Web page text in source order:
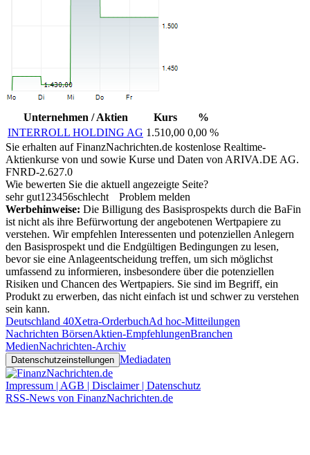
Unternehmen / Aktien Kurs
%
INTERROLL HOLDING AG 1.510,00 0,00 %
Sie erhalten auf FinanzNachrichten.de kostenlose Realtime-
Aktienkurse von und sowie Kurse und Daten von ARIVA.DE AG.
FNRD-2.627.0
Wie bewerten Sie die aktuell angezeigte Seite?
sehr gut1 23456schlecht
Problem melden
Werbehinweise: Die Billigung des Basisprospekts durch die BaFin
ist nicht als ihre Befürwortung der angebotenen Wertpapiere zu
verstehen. Wir empfehlen Interessenten und potenziellen Anlegern
den Basisprospekt und die Endgültigen Bedingungen zu lesen,
bevor sie eine Anlageentscheidung treffen, um sich möglichst
umfassend zu informieren, insbesondere über die potenziellen
Risiken und Chancen des Wertpapiers. Sie sind im Begriff, ein
Produkt zu erwerben, das nicht einfach ist und schwer zu verstehen
sein kann.
Deutschland 40Xetra-OrderbuchAd hoc-Mitteilungen
Nachrichten BörsenAktien-EmpfehlungenBranchen
MedienNachrichten-Archiv
Datenschutzeinstellungen Mediadaten
Impressum | AGB | Disclaimer | Datenschutz
RSS-News von FinanzNachrichten.de